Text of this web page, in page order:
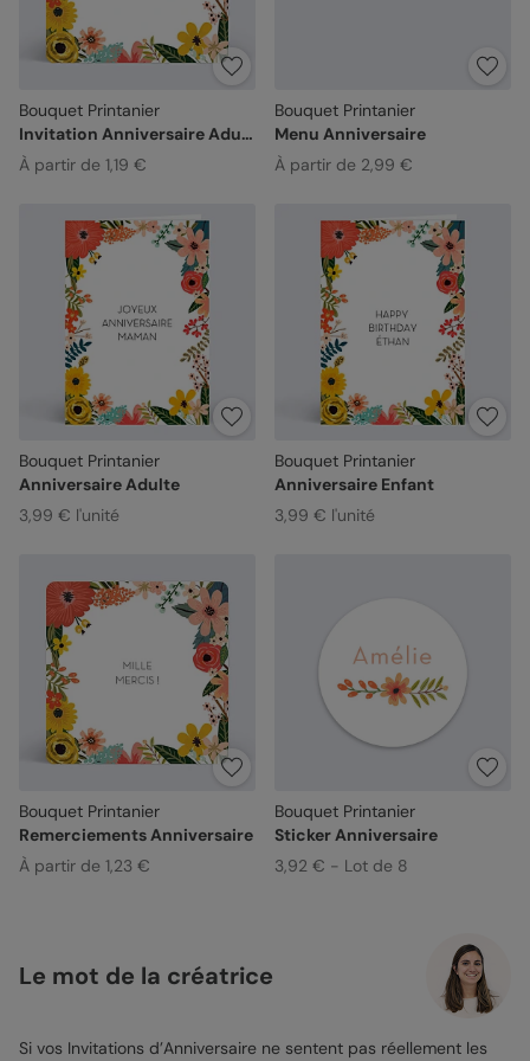
Bouquet Printanier
Invitation Anniversaire Adulte
À partir de 1,19 €
Bouquet Printanier
Menu Anniversaire
À partir de 2,99 €
Bouquet Printanier
Anniversaire Adulte
3,99 € l'unité
Bouquet Printanier
Anniversaire Enfant
3,99 € l'unité
Bouquet Printanier
Remerciements Anniversaire
À partir de 1,23 €
Bouquet Printanier
Sticker Anniversaire
3,92 € - Lot de 8
Le mot de la créatrice
Si vos Invitations d’Anniversaire ne sentent pas réellement les